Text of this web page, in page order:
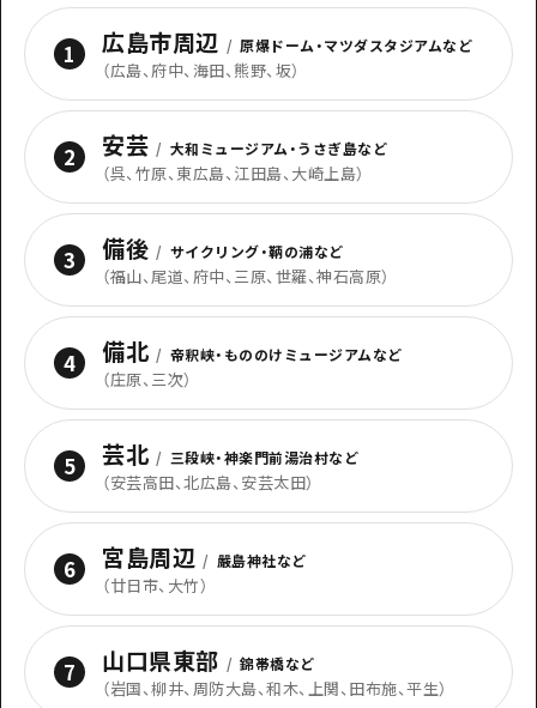
フォトダウンロード
関連リンク
1 広島市周辺 / 原爆ドーム・マツダスタジアムなど
（広島、府中、海田、熊野、坂）
2 安芸 / 大和ミュージアム・うさぎ島など
（呉、竹原、東広島、江田島、大崎上島）
3 備後 / サイクリング・鞆の浦など
（福山、尾道、府中、三原、世羅、神石高原）
4 備北 / 帝釈峡・もののけミュージアムなど
（庄原、三次）
5 芸北 / 三段峡・神楽門前湯治村など
（安芸高田、北広島、安芸太田）
6 宮島周辺 / 嚴島神社など
（廿日市、大竹）
7 山口県東部 / 錦帯橋など
（岩国、柳井、周防大島、和木、上関、田布施、平生）